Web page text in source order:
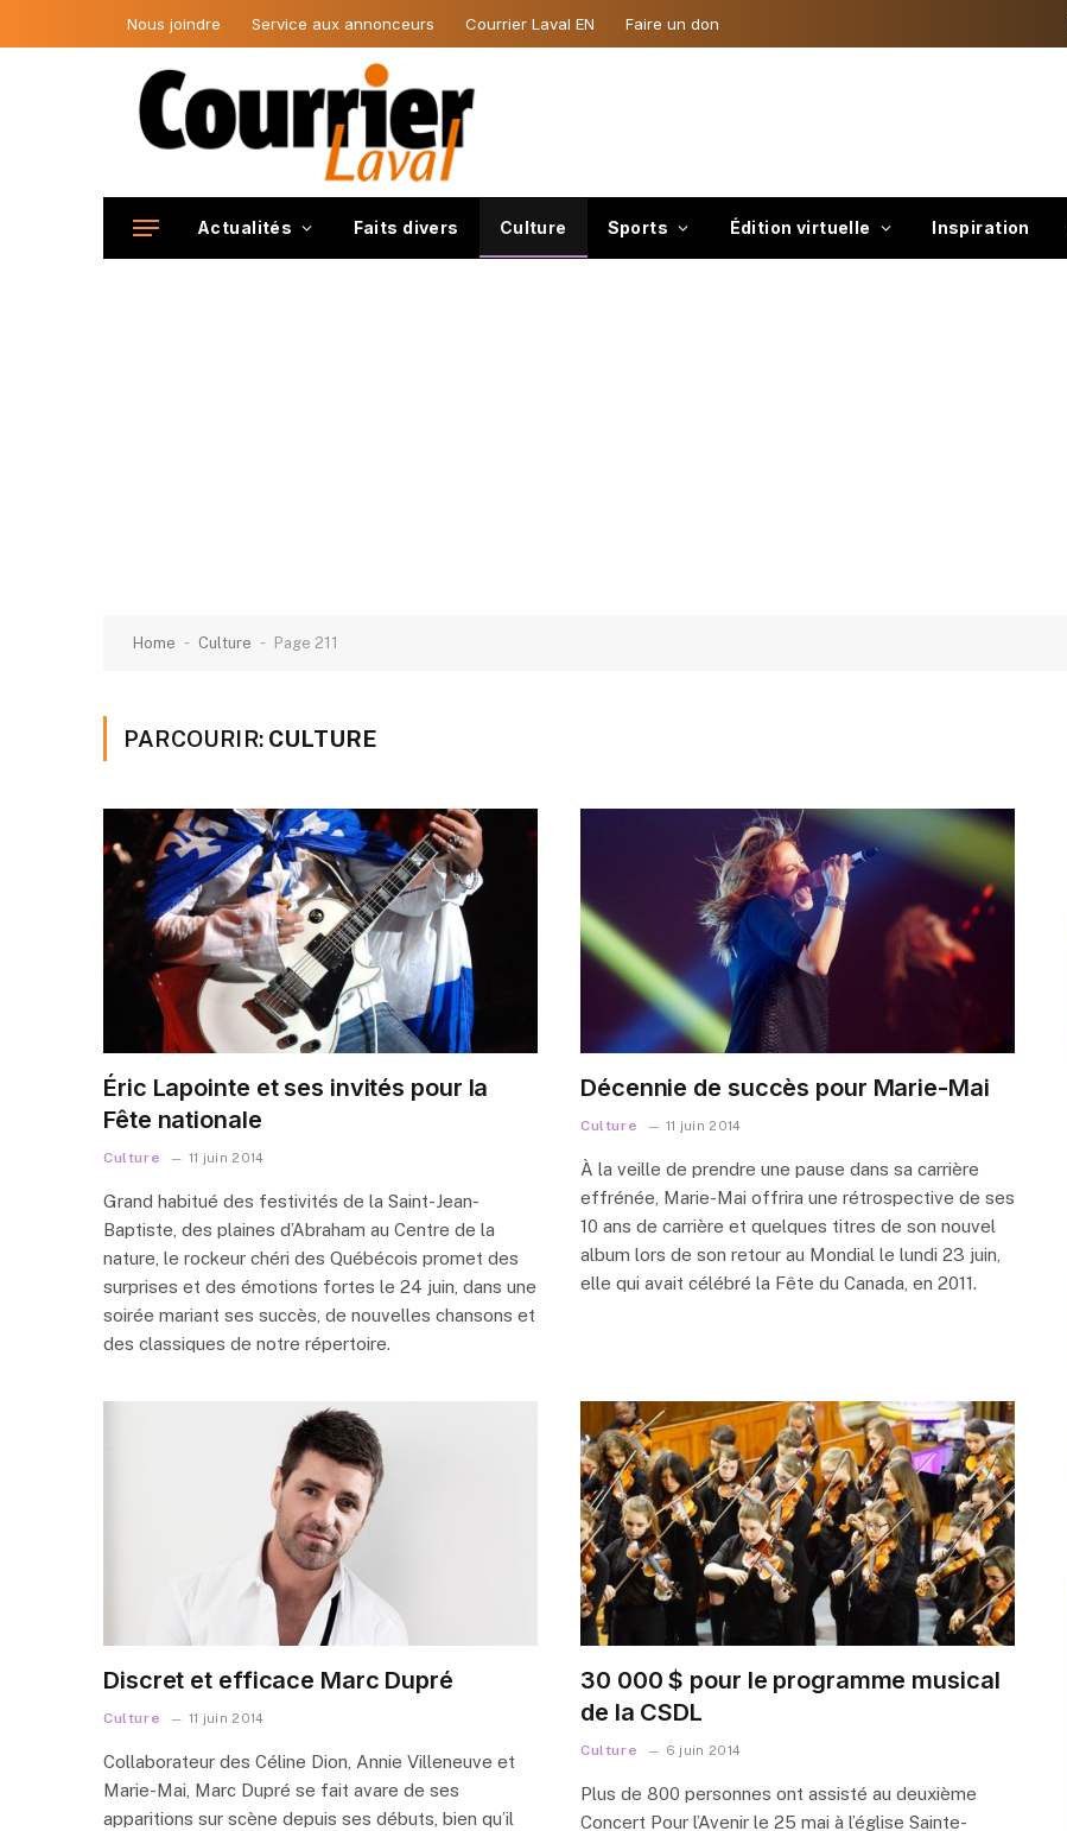
Nous joindre Service aux annonceurs Courrier Laval EN Faire un don
Actualités Faits divers Culture Sports Édition virtuelle Inspiration
Home - Culture - Page 211
PARCOURIR: CULTURE
Éric Lapointe et ses invités pour la
Fête nationale
Culture 11 juin 2014
Grand habitué des festivités de la Saint-Jean-
Baptiste, des plaines d’Abraham au Centre de la
nature, le rockeur chéri des Québécois promet des
surprises et des émotions fortes le 24 juin, dans une
soirée mariant ses succès, de nouvelles chansons et
des classiques de notre répertoire.
Décennie de succès pour Marie-Mai
Culture 11 juin 2014
À la veille de prendre une pause dans sa carrière
effrénée, Marie-Mai offrira une rétrospective de ses
10 ans de carrière et quelques titres de son nouvel
album lors de son retour au Mondial le lundi 23 juin,
elle qui avait célébré la Fête du Canada, en 2011.
Discret et efficace Marc Dupré
Culture 11 juin 2014
Collaborateur des Céline Dion, Annie Villeneuve et
Marie-Mai, Marc Dupré se fait avare de ses
apparitions sur scène depuis ses débuts, bien qu’il
30 000 $ pour le programme musical
de la CSDL
Culture 6 juin 2014
Plus de 800 personnes ont assisté au deuxième
Concert Pour l’Avenir le 25 mai à l’église Sainte-